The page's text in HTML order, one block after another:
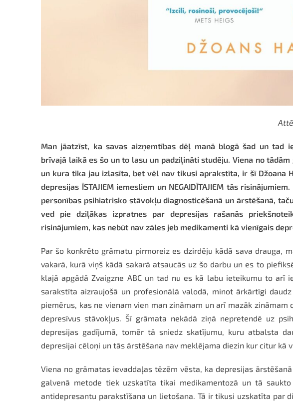
Man jāatzīst, ka savas aizņemtības dēļ manā blogā šad un tad
brīvajā laikā es šo un to lasu un padziļināti studēju. Viena no
un kura tika jau izlasīta, bet vēl nav tikusi aprakstīta, ir šī Džoana
depresijas ĪSTAJIEM iemesliem un NEGAIDĪTAJIEM tās
personības psihiatrisko stāvokļu diagnosticēšanā un ārstēšanā,
ved pie dziļākas izpratnes par depresijas rašanās
risinājumiem, kas nebūt nav zāles jeb medikamenti kā vienīgais
Par šo konkrēto grāmatu pirmoreiz es dzirdēju kādā sava drauga,
vakarā, kurā viņš kādā sakarā atsaucās uz šo darbu un es to
klajā apgādā Zvaigzne ABC un tad nu es kā labu ieteikumu to arī
sarakstīta aizraujošā un profesionālā valodā, minot ārkārtīgi
piemērus, kas ne vienam vien man zināmam un arī mazāk
depresīvus stāvokļus. Šī grāmata nekādā ziņā nepretendē uz
depresijas gadījumā, tomēr tā sniedz skatījumu, kuru atbalsta
depresijai cēloņi un tās ārstēšana nav meklējama diezin kur citur kā
Viena no grāmatas ievaddaļas tēzēm vēsta, ka depresijas
galvenā metode tiek uzskatīta tikai medikamentozā un tā
antidepresantu parakstīšana un lietošana. Tā ir tikusi uzskatīta par